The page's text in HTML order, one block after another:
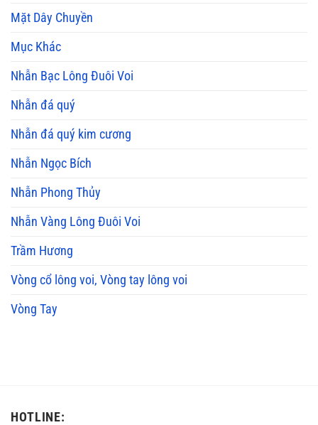
Mặt Dây Chuyền
Mục Khác
Nhẫn Bạc Lông Đuôi Voi
Nhẫn đá quý
Nhẫn đá quý kim cương
Nhẫn Ngọc Bích
Nhẫn Phong Thủy
Nhẫn Vàng Lông Đuôi Voi
Trầm Hương
Vòng cổ lông voi, Vòng tay lông voi
Vòng Tay
HOTLINE: